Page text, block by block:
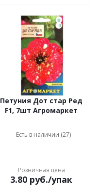
Петуния Дот стар Ред
F1, 7шт Агромаркет
Есть в наличии (27)
Розничная цена
3.80 руб./упак